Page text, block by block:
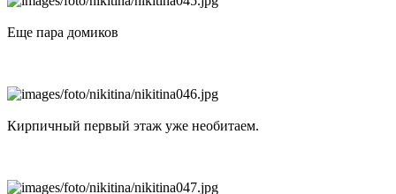
Еще пара домиков
Кирпичный первый этаж уже необитаем.